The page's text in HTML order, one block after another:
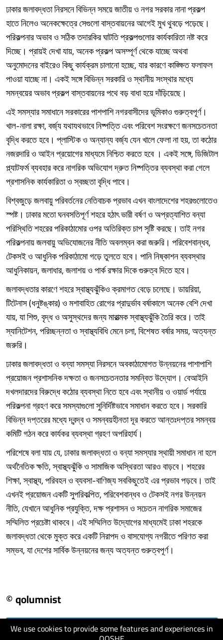
We use cookies to provide some features and experiences in
ঢাকার জলাবদ্ধতা নিরসনে বিভিন্ন সময়ে জাতীয় ও নগর সরকার নানা প্রকল্প
হাতে নিলেও অনেকক্ষেত্রে সেগুলো বাস্তবায়নের আগেই মুখ থুবড়ে পড়েছে।
পরিকল্পনার অভাব ও সঠিক তদারকির ঘাটতি প্রকল্পগুলোর কার্যকারিতা নষ্ট করে
দিচ্ছে। প্রায়ই দেখা যায়, অনেক প্রকল্প অসম্পূর্ণ থেকে যাচ্ছে অথবা
অনুমোদনের বাইরেও কিছু কার্যক্রম চালানো হচ্ছে, যার কারণে কাঙ্ক্ষিত ফলাফল
পাওয়া যাচ্ছে না। একই সঙ্গে বিভিন্ন সরকারি ও স্থানীয় সংস্থার মধ্যে
সমন্বয়ের অভাব প্রকল্প বাস্তবায়নের পথে বড় বাধা হয়ে দাঁড়িয়েছে।
এই সমস্যার সমাধানে সরকারের পাশপাশি নগরবাসীদের ভূমিকাও গুরুত্বপূর্ণ।
খাল-নালা রক্ষা, বর্জ্য যথাযথভাবে নিষ্পত্তি এবং পরিবেশ সংরক্ষণে জনসচেতনতা
বৃদ্ধি করতে হবে। প্লাস্টিক ও অন্যান্য বর্জ্য যেন খালে ফেলা না হয়, তা কঠোর
নজরদারি ও আইন প্রয়োগের মাধ্যমে নিশ্চিত করতে হবে । একই সঙ্গে, ডিজিটাল
প্ল্যাটফর্ম ব্যবহার করে নাগরিক অভিযোগ দ্রুত নিষ্পত্তির ব্যবস্থা করা গেলে
প্রশাসনিক কার্যকারিতা ও স্বচ্ছতা বৃদ্ধি পাবে।
বিশ্বজুড়ে জলবায়ু পরিবর্তনের নেতিবাচক প্রভাব এখন বাংলাদেশের শহরগুলোতেও
স্পষ্ট। ঢাকার মতো ঘনবসতিপূর্ণ শহরে হঠাৎ ভারী বর্ষণ ও অপ্রত্যাশিত বন্যা
পরিস্থিতি শহরের পরিকাঠামোর ওপর অতিরিক্ত চাপ সৃষ্টি করছে। তাই নগর
পরিকল্পনায় জলবায়ু অভিযোজনের নীতি অবলম্বন করা জরুরি। পরিবেশবান্ধব,
টেকসই ও আধুনিক পরিকাঠামো গড়ে তুলতে হবে। পানি নিষ্কাশন ব্যবস্থার
আধুনিকায়ন, জলাধার, জলাশয় ও পার্ক রক্ষার দিকে গুরুত্ব দিতে হবে।
জলাবদ্ধতার কারণে শহরে স্বাস্থ্যঝুঁকিও ক্রমাগত বেড়ে চলেছে। ডায়রিয়া,
টিটেনাস (ধনুষ্টঙ্কার) ও মশাবাহিত রোগের প্রাদুর্ভাব বর্ষাকালে অনেক বেশি দেখা
যায়, যা শিশু, বৃদ্ধ ও অসুস্থদের জন্য মারাত্মক স্বাস্থ্যঝুঁকি তৈরি করে। তাই
স্যানিটেশন, পরিচ্ছন্নতা ও স্বাস্থ্যবিধি মেনে চলা, বিশেষত বর্ষার সময়, অত্যন্ত
জরুরি।
ঢাকার জলাবদ্ধতা ও বন্যা সমস্যা নিরসনে অবকাঠামোগত উন্নয়নের পাশাপাশি
প্রয়োজন প্রশাসনিক দক্ষতা ও জনসচেতনতার সমন্বিত উদ্যোগ। বেআইনি
দখলদারদের বিরুদ্ধে কঠোর ব্যবস্থা নিতে হবে এবং স্থানীয় ও ওয়ার্ড পর্যায়ে
পরিকল্পনা গ্রহণ করে সমস্যাগুলো সুনির্দিষ্টভাবে সমাধান করতে হবে। সরকারি
বিভিন্ন দপ্তরের মধ্যে দ্বন্দ্ব ও সমন্বয়হীনতা দূর করতে আন্তঃদপ্তর সমন্বয়
কমিটি গঠন করে কার্যকর ব্যবস্থা গ্রহণ অপরিহার্য।
পরিশেষে বলা যায় যে, ঢাকার জলাবদ্ধতা ও বন্যা সমস্যার স্থায়ী সমাধান না হলে
অর্থনৈতিক ক্ষতি, স্বাস্থ্যঝুঁকি ও সামাজিক অস্থিরতা আরও বাড়বে। শহরের
শিক্ষা, স্বাস্থ্য, পরিবহন ও ব্যবসা-বাণিজ্য সবকিছুতেই এর প্রভাব পড়বে। তাই
এখনই প্রয়োজন একটি সুপরিকল্পিত, পরিবেশবান্ধব ও টেকসই নগর উন্নয়ন
নীতি, যেখানে আধুনিক প্রযুক্তি, দক্ষ প্রশাসন ও সচেতন নাগরিক সমাজের
সম্মিলিত প্রচেষ্টা থাকবে। এই সম্মিলিত উদ্যোগের মাধ্যমেই ঢাকা শহরকে
জলাবদ্ধতা থেকে মুক্ত করে একটি নিরাপদ ও বাসযোগ্য নগরীতে পরিণত করা
সম্ভব, যা দেশের সার্বিক উন্নয়নের জন্য অত্যন্ত গুরুত্বপূর্ণ।
© qolumnist